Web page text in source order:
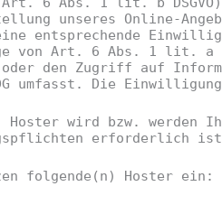
unseres Online-
entsprechende
von Art. 6 Abs. 1 lit. a
oder den Zugriff auf
umfasst. Die
Hoster wird bzw.
erforderlich ist
folgende(n) Hoster ein: